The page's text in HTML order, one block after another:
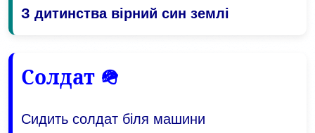
З дитинства вірний син землі
Солдат 🪖
Сидить солдат біля машини